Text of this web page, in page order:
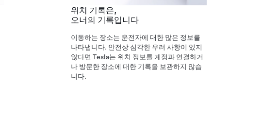
위치 기록은,
오너의 기록입니다
이동하는 장소는 운전자에 대한 많은 정보를
나타냅니다. 안전상 심각한 우려 사항이 있지
않다면 Tesla는 위치 정보를 계정과 연결하거
나 방문한 장소에 대한 기록을 보관하지 않습
니다.